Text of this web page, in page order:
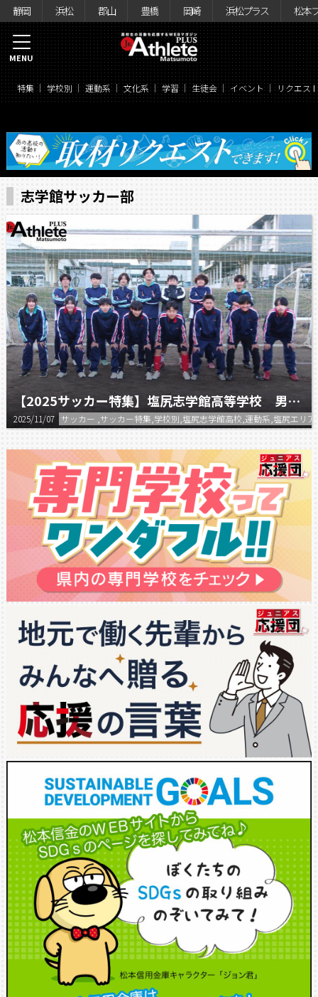
静岡 浜松 郡山 豊橋 岡崎 浜松プラス 松本
特集 学校別 運動系 文化系 学習 生徒会 イベント リクエス
MENU
志学館サッカー部
【2025サッカー特集】塩尻志学館高等学校 男子サッカー部
2025/11/07 サッカー ,サッカー特集,学校別,塩尻志学館高校,運動系,塩尻エリ